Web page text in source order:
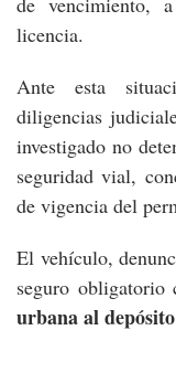
licencia.
Ante esta
diligencias
investigado no
seguridad vial,
de vigencia del
El vehículo,
seguro obligatorio
urbana al